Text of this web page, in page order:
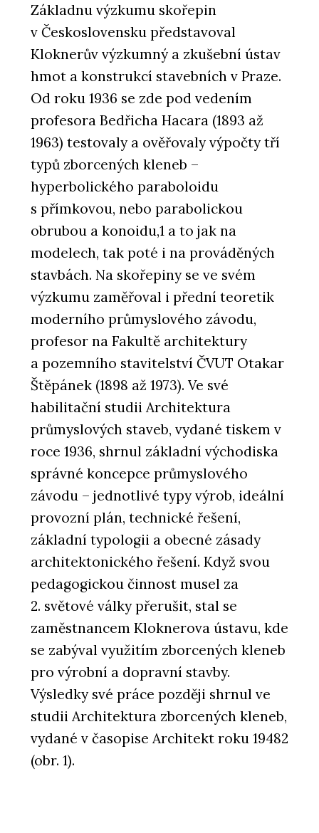
Základnu výzkumu skořepin
v Československu představoval
Kloknerův výzkumný a zkušební ústav
hmot a konstrukcí stavebních v Praze.
Od roku 1936 se zde pod vedením
profesora Bedřicha Hacara (1893 až
1963) testovaly a ověřovaly výpočty tří
typů zborcených kleneb –
hyperbolického paraboloidu
s přímkovou, nebo parabolickou
obrubou a konoidu,1 a to jak na
modelech, tak poté i na prováděných
stavbách. Na skořepiny se ve svém
výzkumu zaměřoval i přední teoretik
moderního průmyslového závodu,
profesor na Fakultě architektury
a pozemního stavitelství ČVUT Otakar
Štěpánek (1898 až 1973). Ve své
habilitační studii Architektura
průmyslových staveb, vydané tiskem v
roce 1936, shrnul základní východiska
správné koncepce průmyslového
závodu – jednotlivé typy výrob, ideální
provozní plán, technické řešení,
základní typologii a obecné zásady
architektonického řešení. Když svou
pedagogickou činnost musel za
2. světové války přerušit, stal se
zaměstnancem Kloknerova ústavu, kde
se zabýval využitím zborcených kleneb
pro výrobní a dopravní stavby.
Výsledky své práce později shrnul ve
studii Architektura zborcených kleneb,
vydané v časopise Architekt roku 19482
(obr. 1).